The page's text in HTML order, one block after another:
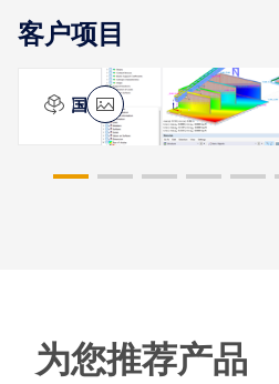
客户项目
美国纽约皇后区的混凝土搅拌站
为您推荐产品